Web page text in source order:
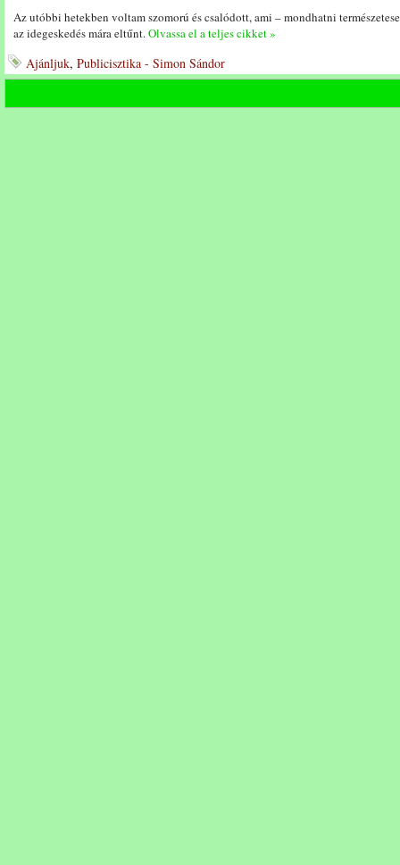
Az utóbbi hetekben voltam szomorú és csalódott, ami – mondhatni
az idegeskedés mára eltűnt.Olvassa el a teljes cikket »
Ajánljuk, Publicisztika - Simon Sándor